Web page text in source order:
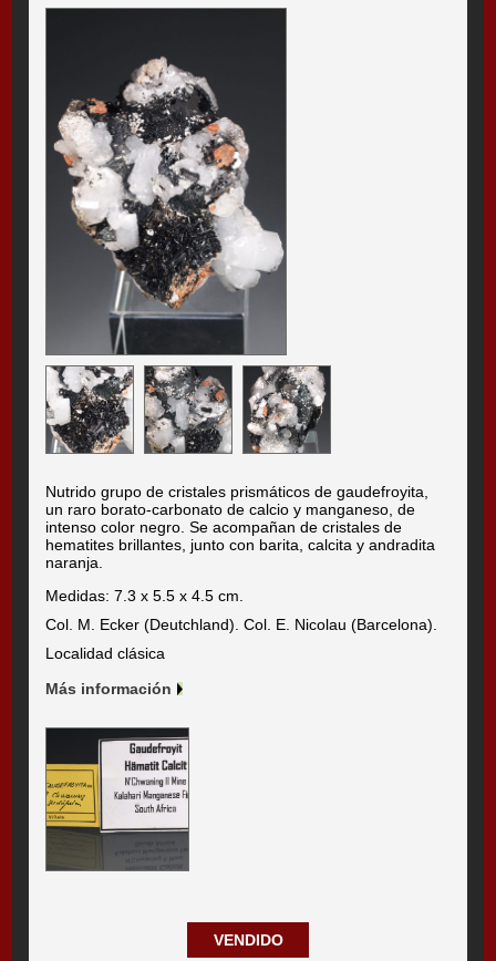
Nutrido grupo de cristales prismáticos de gaudefroyita,
un raro borato-carbonato de calcio y manganeso, de
intenso color negro. Se acompañan de cristales de
hematites brillantes, junto con barita, calcita y andradita
naranja.
Medidas: 7.3 x 5.5 x 4.5 cm.
Col. M. Ecker (Deutchland). Col. E. Nicolau (Barcelona).
Localidad clásica
Más información
VENDIDO